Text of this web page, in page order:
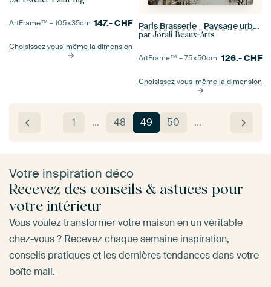
ArtFrame™ –105×35cm 147.-CHF
Choisissez vous-même la dimension
Paris Brasserie - Paysage urbain romantique
par Jorali Beaux-Arts
ArtFrame™ –75×50cm 126.-CHF
Choisissez vous-même la dimension
1 … 48 49 50 …
Votre inspiration déco
Recevez des conseils & astuces pour
votre intérieur
Vous voulez transformer votre maison en un véritable
chez-vous ? Recevez chaque semaine inspiration,
conseils pratiques et les dernières tendances dans votre
boîte mail.